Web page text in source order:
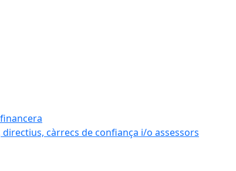
càrrecs de confiança i/o assessors